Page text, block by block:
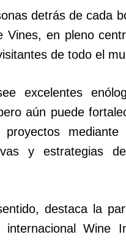
detrás de cada
Vines, en pleno
de todo el
excelentes
aún puede
mediante
y estrategias
destaca la
internacional Wine